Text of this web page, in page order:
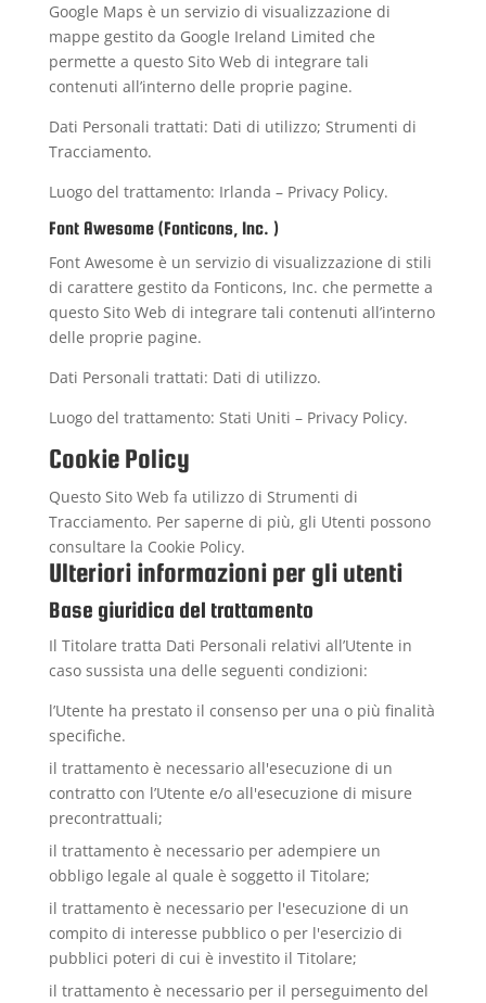
Google Maps è un servizio di visualizzazione di
mappe gestito da Google Ireland Limited che
permette a questo Sito Web di integrare tali
contenuti all’interno delle proprie pagine.
Dati Personali trattati: Dati di utilizzo; Strumenti di
Tracciamento.
Luogo del trattamento: Irlanda – Privacy Policy.
Font Awesome (Fonticons, Inc. )
Font Awesome è un servizio di visualizzazione di stili
di carattere gestito da Fonticons, Inc. che permette a
questo Sito Web di integrare tali contenuti all’interno
delle proprie pagine.
Dati Personali trattati: Dati di utilizzo.
Luogo del trattamento: Stati Uniti – Privacy Policy.
Cookie Policy
Questo Sito Web fa utilizzo di Strumenti di
Tracciamento. Per saperne di più, gli Utenti possono
consultare la Cookie Policy.
Ulteriori informazioni per gli utenti
Base giuridica del trattamento
Il Titolare tratta Dati Personali relativi all’Utente in
caso sussista una delle seguenti condizioni:
l’Utente ha prestato il consenso per una o più finalità
specifiche.
il trattamento è necessario all'esecuzione di un
contratto con l’Utente e/o all'esecuzione di misure
precontrattuali;
il trattamento è necessario per adempiere un
obbligo legale al quale è soggetto il Titolare;
il trattamento è necessario per l'esecuzione di un
compito di interesse pubblico o per l'esercizio di
pubblici poteri di cui è investito il Titolare;
il trattamento è necessario per il perseguimento del